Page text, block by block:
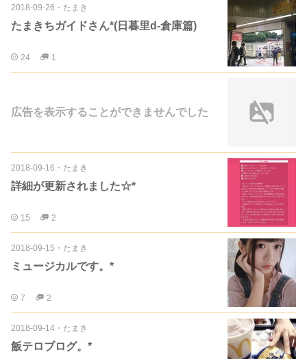
2018-09-26 ・ たまき
たまきちガイドさん*(日暮里d-倉庫篇)
24 1
広告を表示することができませんでした
2018-09-16 ・ たまき
詳細が更新されました☆*
15 2
2018-09-15 ・ たまき
ミュージカルです。*
7 2
2018-09-14 ・ たまき
飯テロブログ。*